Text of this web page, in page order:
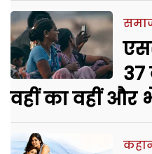
37
वहीं का वहीं और